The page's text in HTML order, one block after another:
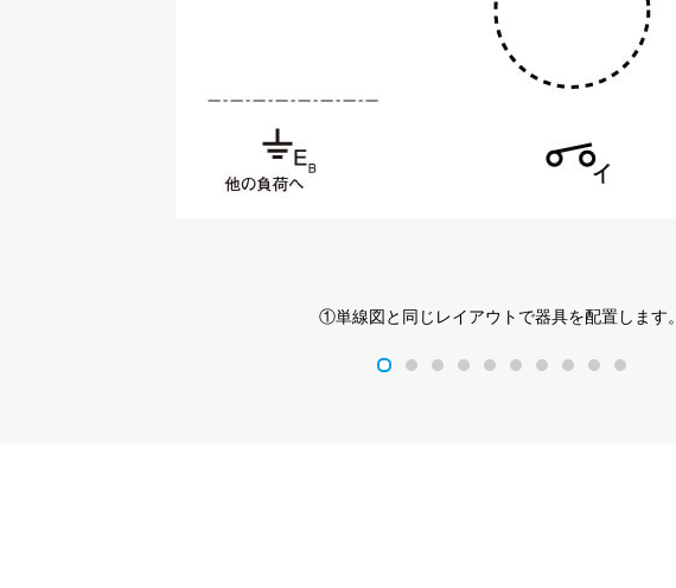
①単線図と同じレイアウトで器具を配置します。